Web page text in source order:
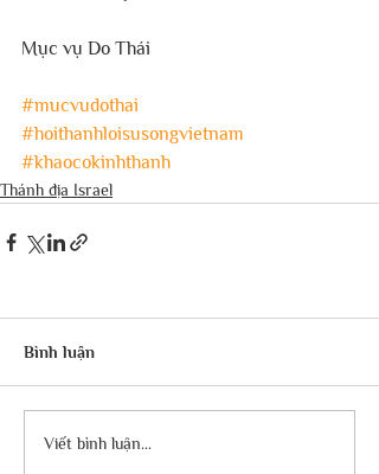
Mục vụ Do Thái
#mucvudothai
#hoithanhloisusongvietnam
#khaocokinhthanh
Thánh địa Israel
Bình luận
Viết bình luận...